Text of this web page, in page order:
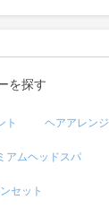
を探す
ト ヘアアレンジ
アムヘッドスパ
セット